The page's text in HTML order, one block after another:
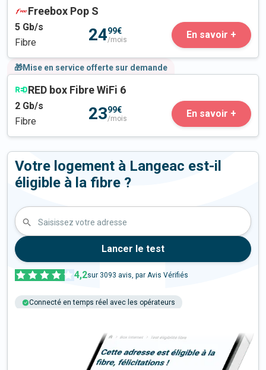
Freebox Pop S
5 Gb/s
Fibre
2499€
/mois En savoir +
🎁Mise en service offerte sur demande
RED box Fibre WiFi 6
2 Gb/s
Fibre
2399€
/mois En savoir +
Votre logement à Langeac est-il
éligible à la fibre ?
Saisissez votre adresse
Lancer le test
4,2sur 3093 avis, par Avis Vérifiés
Connecté en temps réel avec les opérateurs